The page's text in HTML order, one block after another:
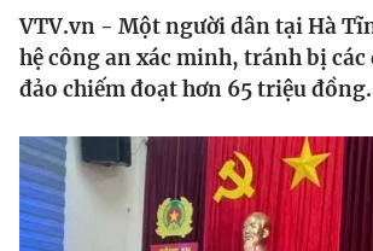
Y tế
Tin tức
Thế giới đó đây
Kinh tế
Tài chính
Giáo dục
VTV.vn - Một người dân tại Hà
hệ công an xác minh, tránh bị
đảo chiếm đoạt hơn 65 triệu đồng.